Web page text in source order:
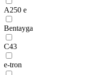
A250 e
Bentayga
C43
e-tron